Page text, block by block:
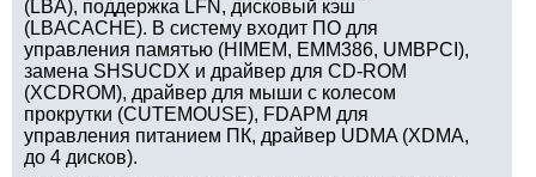
(LBA), поддержка LFN, дисковый кэш
(LBACACHE). В систему входит ПО для
управления памятью (HIMEM, EMM386, UMBPCI),
замена SHSUCDX и драйвер для CD-ROM
(XCDROM), драйвер для мыши с колесом
прокрутки (CUTEMOUSE), FDAPM для
управления питанием ПК, драйвер UDMA (XDMA,
до 4 дисков).